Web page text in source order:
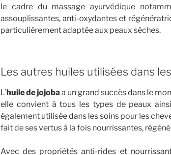
le cadre du massage ayurvédique
assouplissantes, anti-oxydantes et
particulièrement adaptée aux peaux sèches.
Les autres huiles utilisées dans
L’huile de jojobaa un grand succès dans le
elle convient à tous les types de peaux
également utilisée dans les soins pour les
fait de ses vertus à la fois nourrissantes,
Avec des propriétés anti-rides et